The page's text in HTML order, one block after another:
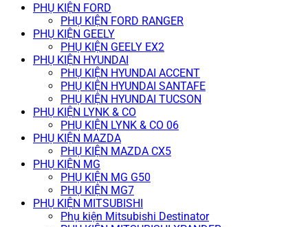
PHỤ KIỆN FORD
PHỤ KIỆN FORD RANGER
PHỤ KIỆN GEELY
PHỤ KIỆN GEELY EX2
PHỤ KIỆN HYUNDAI
PHỤ KIỆN HYUNDAI ACCENT
PHỤ KIỆN HYUNDAI SANTAFE
PHỤ KIỆN HYUNDAI TUCSON
PHỤ KIỆN LYNK & CO
PHỤ KIỆN LYNK & CO 06
PHỤ KIỆN MAZDA
PHỤ KIỆN MAZDA CX5
PHỤ KIỆN MG
PHỤ KIỆN MG G50
PHỤ KIỆN MG7
PHỤ KIỆN MITSUBISHI
Phụ kiện Mitsubishi Destinator